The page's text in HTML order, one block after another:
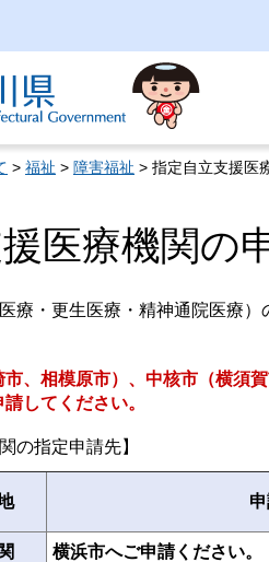
> 福祉 > 障害福祉 > 指定自立支援医
医療機関の
療・更生医療・精神通院医療）
、相模原市）、中核市（横須
してください。
の指定申請先】
横浜市へご申請ください。